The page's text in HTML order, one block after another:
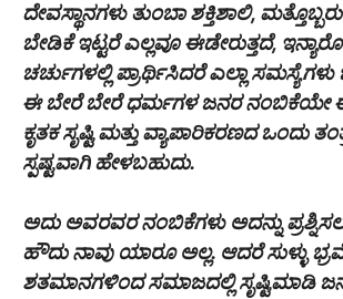
ದೇವಸ್ಥಾನಗಳು ತುಂಬಾ ಶಕ್ತಿಶಾಲಿ,
ಬೇಡಿಕೆ ಇಟ್ಟರೆ ಎಲ್ಲವೂ ಈಡೇರುತ್ತದೆ,
ಚರ್ಚುಗಳಲ್ಲಿ ಪ್ರಾರ್ಥಿಸಿದರೆ ಎಲ್ಲಾ
ಈ ಬೇರೆ ಬೇರೆ ಧರ್ಮಗಳ ಜನರ ನಂಬಿಕೆಯೇ
ಕೃತಕ ಸೃಷ್ಟಿ ಮತ್ತು ವ್ಯಾಪಾರಿಕರಣದ ಒಂದು
ಸ್ಪಷ್ಟವಾಗಿ ಹೇಳಬಹುದು.
ಅದು ಅವರವರ ನಂಬಿಕೆಗಳು ಅದನ್ನು
ಹೌದು ನಾವು ಯಾರೂ ಅಲ್ಲ. ಆದರೆ ಸುಳ್ಳು
ಶತಮಾನಗಳಿಂದ ಸಮಾಜದಲ್ಲಿ ಸೃಷ್ಟಿಮಾಡಿ